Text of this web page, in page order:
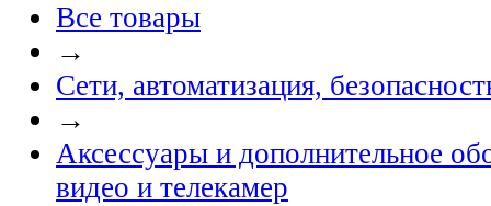
Все товары
→
Сети, автоматизация,
→
Аксессуары и дополнительное
видео и телекамер